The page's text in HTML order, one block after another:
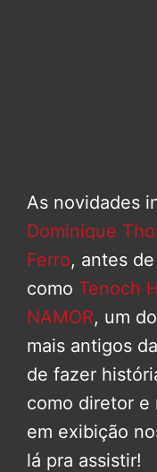
As novidades
Dominique
Ferro, antes
como Tenoch
NAMOR, um
mais antigos
de fazer
como diretor e
em exibição
lá pra assistir!